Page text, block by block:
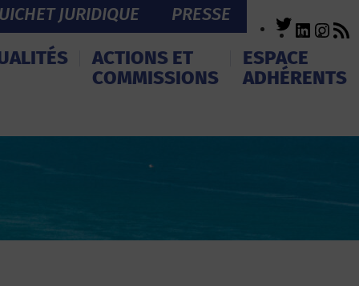
JURIDIQUE PRESSE Twitter
ACTIONS ET
COMMISSIONS
ESPACE
ADHÉRENTS